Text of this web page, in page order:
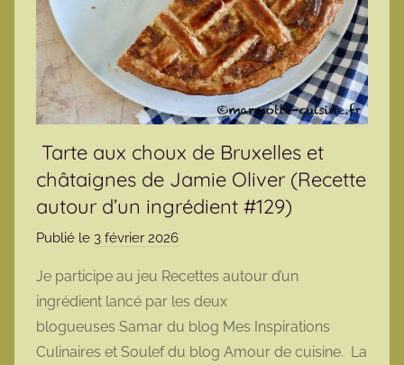
Tarte aux choux de Bruxelles et
châtaignes de Jamie Oliver (Recette
autour d’un ingrédient #129)
Publié le 3 février 2026
r
m
a
r
Je participe au jeu Recettes autour d’un
ingrédient lancé par les deux
blogueuses Samar du blog Mes Inspirations
Culinaires et Soulef du blog Amour de cuisine. La